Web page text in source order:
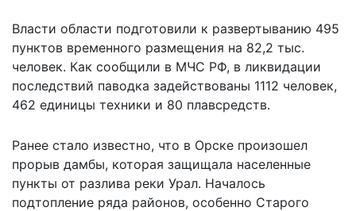
Власти области подготовили к развертыванию 495
пунктов временного размещения на 82,2 тыс.
человек. Как сообщили в МЧС РФ, в ликвидации
последствий паводка задействованы 1112 человек,
462 единицы техники и 80 плавсредств.
Ранее стало известно, что в Орске произошел
прорыв дамбы, которая защищала населенные
пункты от разлива реки Урал. Началось
подтопление ряда районов, особенно Старого